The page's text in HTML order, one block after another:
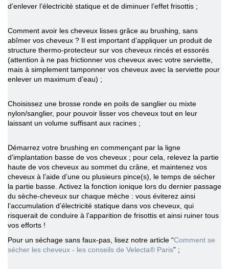
d’enlever l’électricité statique et de diminuer l’effet frisottis ;
Comment avoir les cheveux lisses grâce au brushing, sans
abîmer vos cheveux ? Il est important d’appliquer un produit de
structure thermo-protecteur sur vos cheveux rincés et essorés
(attention à ne pas frictionner vos cheveux avec votre serviette,
mais à simplement tamponner vos cheveux avec la serviette pour
enlever un maximum d’eau) ;
Choisissez une brosse ronde en poils de sanglier ou mixte
nylon/sanglier, pour pouvoir lisser vos cheveux tout en leur
laissant un volume suffisant aux racines ;
Démarrez votre brushing en commençant par la ligne
d’implantation basse de vos cheveux ; pour cela, relevez la partie
haute de vos cheveux au sommet du crâne, et maintenez vos
cheveux à l’aide d’une ou plusieurs pince(s), le temps de sécher
la partie basse. Activez la fonction ionique lors du dernier passage
du sèche-cheveux sur chaque mèche : vous éviterez ainsi
l’accumulation d’électricité statique dans vos cheveux, qui
risquerait de conduire à l’apparition de frisottis et ainsi ruiner tous
vos efforts !
Pour un séchage sans faux-pas, lisez notre article “Comment se
sécher les cheveux - les conseils de Velecta® Paris” ;